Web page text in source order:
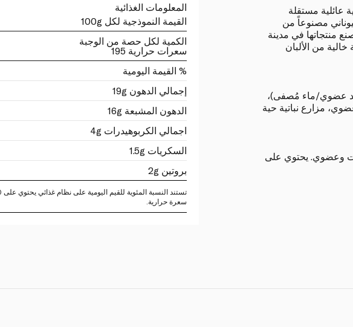
عائلية مستقلة
مصنوعاً من
منتجاتها في مدينة
من الألبان
(96%) (جوز هند عضوي/ماء مُصفى)،
عضوي، مزارع نباتية حية
وعضوي. يحتوي على
المعلومات الغذائية
القيمة النموذجية لكل 100g
الكمية لكل حصة من الوجبة
سعرات حرارية 195
% القيمة اليومية
إجمالي الدهون 19g
الدهون المشبعة 16g
اجمالي الكربوهيدرات 4g
السكريات 1.5g
بروتين 2g
سعرة حرارية.